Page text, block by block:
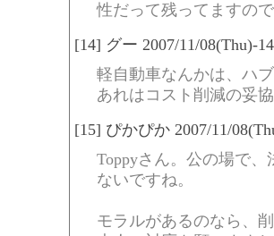
性だって残ってますの
[14] グー 2007/11/08(Thu)-
軽自動車なんかは、ハ
あれはコスト削減の妥
[15] ぴかぴか 2007/11/
Toppyさん。公の場で
ないですね。
モラルがあるのなら、